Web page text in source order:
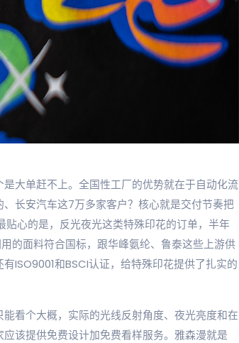
大单赶不上。全国性工厂的优势就在于自动化流
长安汽车这7万多家客户？核心就是交付节奏把
心的是，反光夜光这类特殊印花的订单，半年
的面料符合国标，跟华峰氨纶、鲁泰这些上游供
ISO9001和BSCI认证，给特殊印花提供了扎实的
看个大概，实际的光线反射角度、夜光亮度和在
该提供免费设计加免费看样服务。雅森漫就是